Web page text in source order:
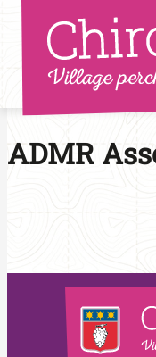
Aller
au
contenu
ADMR